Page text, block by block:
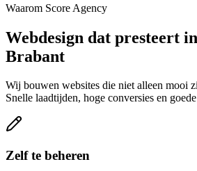
Waarom Score Agency
Webdesign dat presteert
Brabant
Wij bouwen websites die niet alleen mooi
Snelle laadtijden, hoge conversies en
Zelf te beheren